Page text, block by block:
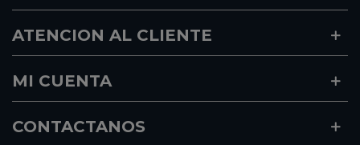
ATENCION AL CLIENTE
MI CUENTA
CONTACTANOS